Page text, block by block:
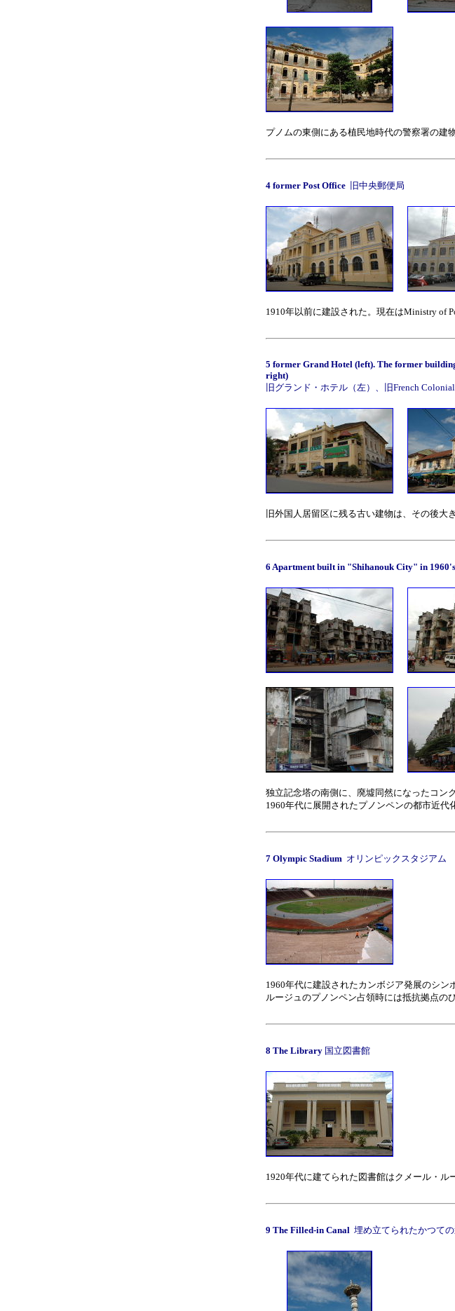
プノムの東側にある植民地時代の警察署の建
4 former Post Office 旧中央郵便局
1910年以前に建設された。現在はMinistry of
5 former Grand Hotel (left). The former
right)
旧グランド・ホテル（左）、旧French Colonial
旧外国人居留区に残る古い建物は、その後大
6 Apartment built in "Shihanouk City" in
独立記念塔の南側に、廃墟同然になったコン
1960年代に展開されたプノンペンの都市近代
7 Olympic Stadium オリンピックスタジアム
1960年代に建設されたカンボジア発展のシン
ルージュのプノンペン占領時には抵抗拠点の
8 The Library 国立図書館
1920年代に建てられた図書館はクメール・ル
9 The Filled-in Canal 埋め立てられたかつて